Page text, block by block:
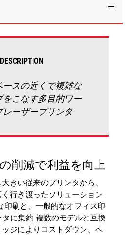
ースの近くで複雑な
をこなす多目的ワー
レーザープリンタ
削減で利益を向上
きい従来のプリンタから、
行き渡ったソリューション
印刷と、一般的なオフィス印
に集約 複数のモデルと互換
ジによりコストダウン、ペ